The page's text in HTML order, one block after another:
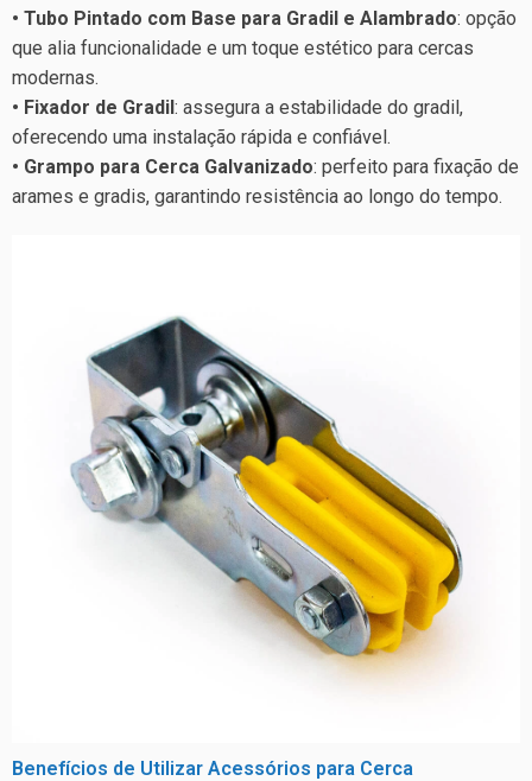
• Tubo Pintado com Base para Gradil e Alambrado: opção
que alia funcionalidade e um toque estético para cercas
modernas.
• Fixador de Gradil : assegura a estabilidade do gradil,
oferecendo uma instalação rápida e confiável.
• Grampo para Cerca Galvanizado: perfeito para fixação de
arames e gradis, garantindo resistência ao longo do tempo.
Benefícios de Utilizar Acessórios para Cerca